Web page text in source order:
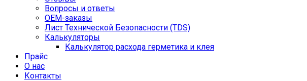
Вопросы и ответы
OEM-заказы
Лист Технической Безопасности (TDS)
Калькуляторы
Калькулятор расхода герметика и клея
Прайс
О нас
Контакты